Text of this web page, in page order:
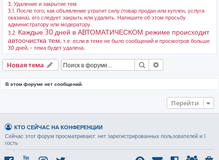
3. Удаление и закрытие тем
3.1. После того, как объявление утратит силу (товар продан или куплен, услуга
оказана), его следует закрыть или удалить. Напишите об этом просьбу
администратору или модератору.
3.2. Каждые 30 дней в АВТОМАТИЧЕСКОМ режиме происходит
автоочистка тем, т.е. если в теме не было сообщений и просмотров больше
30 дней, - тема будет удалена.
Новая тема Поиск
В этом форуме нет сообщений.
Перейти
КТО СЕЙЧАС НА КОНФЕРЕНЦИИ
Сейчас этот форум просматривают: нет зарегистрированных пользователей и 1
гость